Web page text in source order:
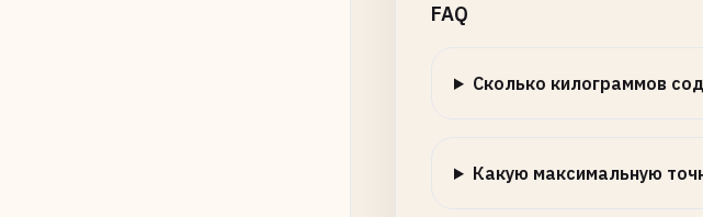
FAQ
Сколько килограммов
Какую максимальную